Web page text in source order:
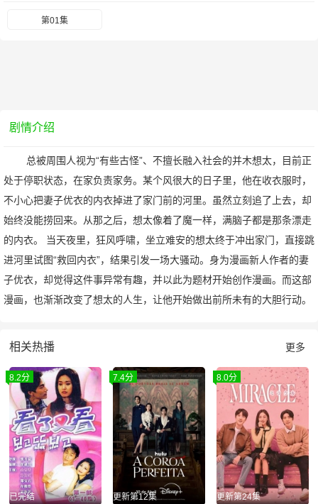
第01集
剧情介绍
总被周围人视为“有些古怪”、不擅长融入社会的并木想太，目前正
处于停职状态，在家负责家务。某个风很大的日子里，他在收衣服时，
不小心把妻子优衣的内衣掉进了家门前的河里。虽然立刻追了上去，却
始终没能捞回来。从那之后，想太像着了魔一样，满脑子都是那条漂走
的内衣。 当天夜里，狂风呼啸，坐立难安的想太终于冲出家门，直接跳
进河里试图“救回内衣”，结果引发一场大骚动。身为漫画新人作者的妻
子优衣，却觉得这件事异常有趣，并以此为题材开始创作漫画。而这部
漫画，也渐渐改变了想太的人生，让他开始做出前所未有的大胆行动。
相关热播 更多
8.2分
已完结
7.4分
更新第12集
8.0分
更新第24集